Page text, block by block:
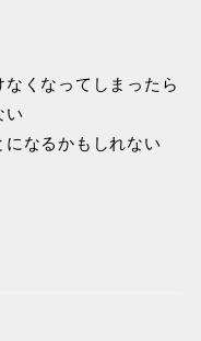
くなってしまったら
い
なるかもしれない